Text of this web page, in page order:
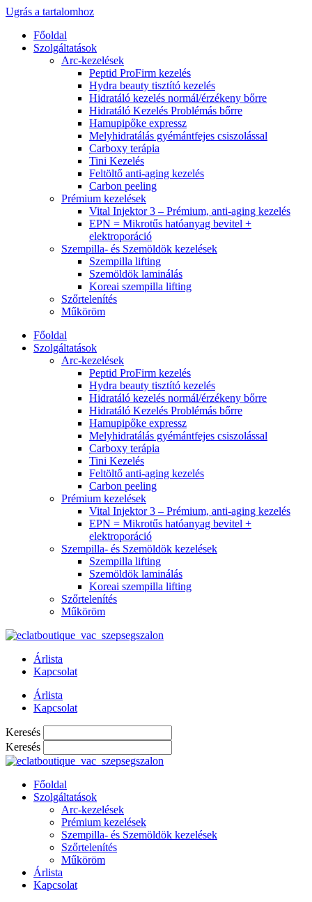
Ugrás a tartalomhoz
Főoldal
Szolgáltatások
Arc-kezelések
Peptid ProFirm kezelés
Hydra beauty tisztító kezelés
Hidratáló kezelés normál/érzékeny bőrre
Hidratáló Kezelés Problémás bőrre
Hamupipőke expressz
Melyhidratálás gyémántfejes csiszolással
Carboxy terápia
Tini Kezelés
Feltöltő anti-aging kezelés
Carbon peeling
Prémium kezelések
Vital Injektor 3 – Prémium, anti-aging kezelés
EPN = Mikrotűs hatóanyag bevitel +
elektroporáció
Szempilla- és Szemöldök kezelések
Szempilla lifting
Szemöldök laminálás
Koreai szempilla lifting
Szőrtelenítés
Műköröm
Főoldal
Szolgáltatások
Arc-kezelések
Peptid ProFirm kezelés
Hydra beauty tisztító kezelés
Hidratáló kezelés normál/érzékeny bőrre
Hidratáló Kezelés Problémás bőrre
Hamupipőke expressz
Melyhidratálás gyémántfejes csiszolással
Carboxy terápia
Tini Kezelés
Feltöltő anti-aging kezelés
Carbon peeling
Prémium kezelések
Vital Injektor 3 – Prémium, anti-aging kezelés
EPN = Mikrotűs hatóanyag bevitel +
elektroporáció
Szempilla- és Szemöldök kezelések
Szempilla lifting
Szemöldök laminálás
Koreai szempilla lifting
Szőrtelenítés
Műköröm
Árlista
Kapcsolat
Árlista
Kapcsolat
Keresés
Keresés
Főoldal
Szolgáltatások
Arc-kezelések
Prémium kezelések
Szempilla- és Szemöldök kezelések
Szőrtelenítés
Műköröm
Árlista
Kapcsolat